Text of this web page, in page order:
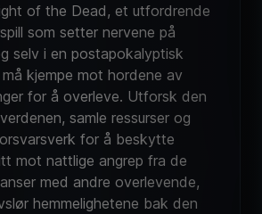
of the Dead, et utfordrende
som setter nervene på
selv i en postapokalyptisk
kjempe mot hordene av
for å overleve. Utforsk den
samle ressurser og
for å beskytte
mot nattlige angrep fra de
med andre overlevende,
hemmelighetene bak den